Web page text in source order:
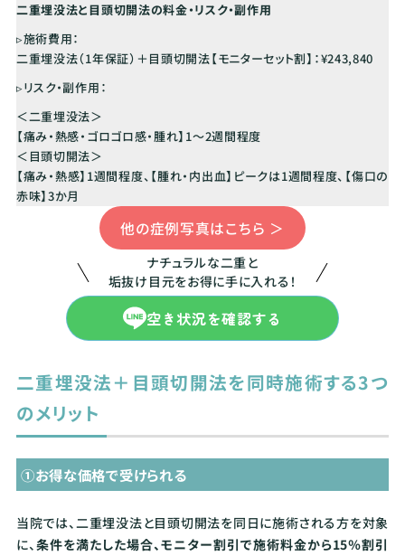
二重埋没法と目頭切開法の料金・リスク・副作用
▹施術費用：
二重埋没法（1年保証）＋目頭切開法【モニターセット割】：¥243,840
▹リスク・副作用：
＜二重埋没法＞
【痛み・熱感・ゴロゴロ感・腫れ】1～2週間程度
＜目頭切開法＞
【痛み・熱感】1週間程度、【腫れ・内出血】ピークは1週間程度、【傷口の
赤味】3か月
他の症例写真はこちら ＞
ナチュラルな二重と
垢抜け目元をお得に手に入れる！
空き状況を確認する
二重埋没法＋目頭切開法を同時施術する3つ
のメリット
①お得な価格で受けられる
当院では、二重埋没法と目頭切開法を同日に施術される方を対象
に、条件を満たした場合、モニター割引で施術料金から15％割引